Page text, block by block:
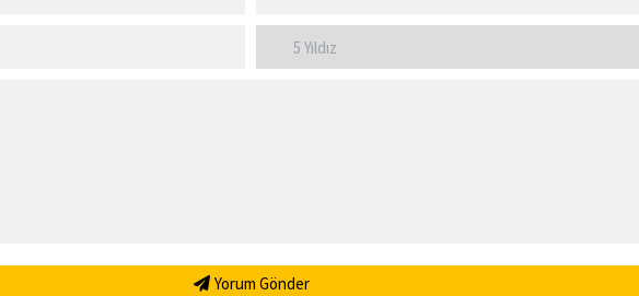
Yorum Gönder